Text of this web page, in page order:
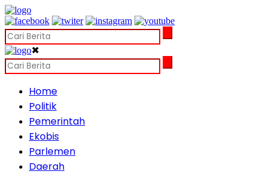
✖
Home
Politik
Pemerintah
Ekobis
Parlemen
Daerah